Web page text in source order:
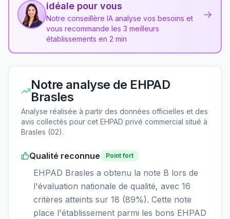
idéale pour vous
Notre conseillère IA analyse vos besoins et
vous recommande les 3 meilleurs
établissements en 2 min
→
Notre analyse de EHPAD
Brasles
Analyse réalisée à partir des données officielles et des
avis collectés pour cet EHPAD privé commercial situé à
Brasles (02).
Qualité reconnue Point fort
EHPAD Brasles a obtenu la note B lors de
l'évaluation nationale de qualité, avec 16
critères atteints sur 18 (89%). Cette note
place l'établissement parmi les bons EHPAD